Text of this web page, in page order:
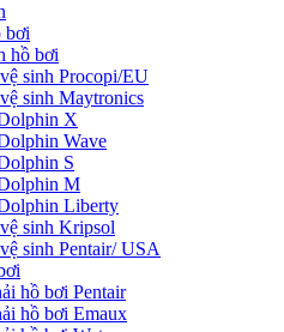
bơi
hồ bơi
sinh Procopi/EU
sinh Maytronics
X
Wave
S
M
Liberty
sinh Kripsol
sinh Pentair/ USA
hồ bơi Pentair
hồ bơi Emaux